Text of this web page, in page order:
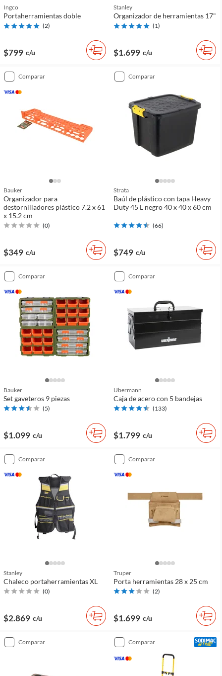
Ingco
Portaherramientas doble
(2)
$799 c/u
Stanley
Organizador de herramientas 17"
(1)
$1.699 c/u
comparar
Bauker
Organizador para
destornilladores plástico 7.2 x 61
x 15.2 cm
(0)
$349 c/u
comparar
Strata
Baúl de plástico con tapa Heavy
Duty 45 L negro 40 x 40 x 60 cm
(66)
$749 c/u
comparar
Bauker
Set gaveteros 9 piezas
(5)
$1.099 c/u
comparar
Ubermann
Caja de acero con 5 bandejas
(133)
$1.799 c/u
comparar
Stanley
Chaleco portaherramientas XL
(0)
$2.869 c/u
comparar
Truper
Porta herramientas 28 x 25 cm
(2)
$1.699 c/u
comparar comparar